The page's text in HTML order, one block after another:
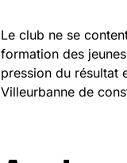
Le club ne se
formation des
pression du résultat
Villeurbanne de